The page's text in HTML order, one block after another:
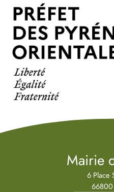
Mairie
6 Place
66800